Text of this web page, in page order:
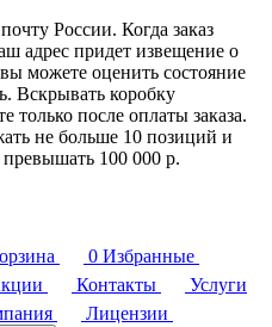
России. Когда заказ
адрес придет извещение о
можете оценить состояние
Вскрывать коробку
только после оплаты заказа.
не больше 10 позиций и
100 000 р.
0 Избранные
Контакты
Услуги
Лицензии